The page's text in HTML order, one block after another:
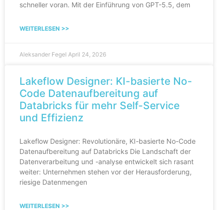
schneller voran. Mit der Einführung von GPT-5.5, dem
WEITERLESEN >>
Aleksander Fegel April 24, 2026
Lakeflow Designer: KI-basierte No-
Code Datenaufbereitung auf
Databricks für mehr Self-Service
und Effizienz
Lakeflow Designer: Revolutionäre, KI-basierte No-Code
Datenaufbereitung auf Databricks Die Landschaft der
Datenverarbeitung und -analyse entwickelt sich rasant
weiter: Unternehmen stehen vor der Herausforderung,
riesige Datenmengen
WEITERLESEN >>